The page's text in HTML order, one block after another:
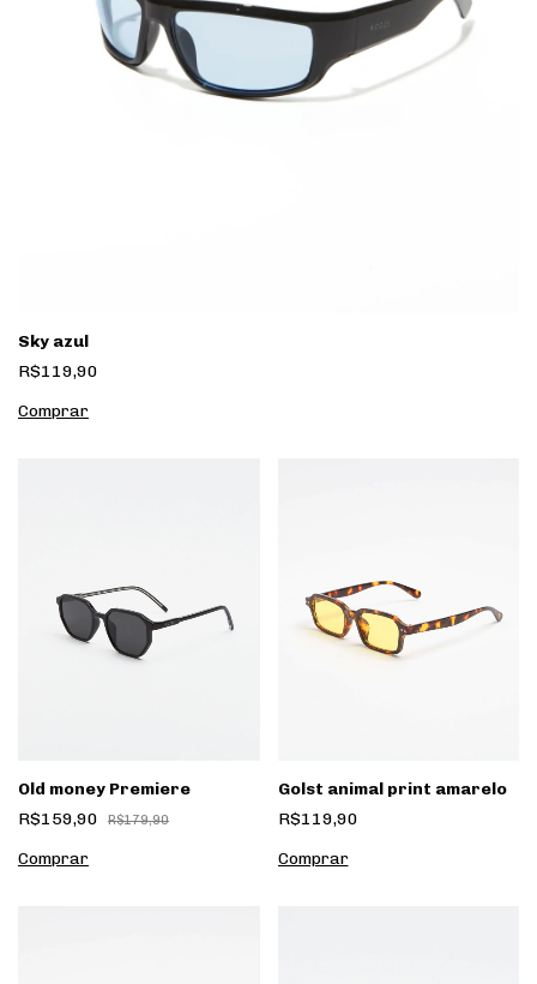
Sky azul
R$119,90
Old money Premiere
R$159,90
R$179,90
Golst animal print amarelo
R$119,90